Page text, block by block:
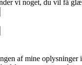
vi noget, du vil få
af mine